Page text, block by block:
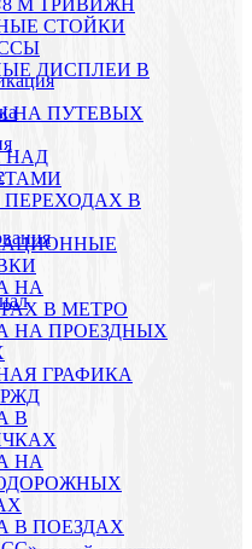
М ТРИВИЖН
СТОЙКИ
ДИСПЛЕИ В
НА ПУТЕВЫХ
НАД
В
НА
В МЕТРО
НА ПРОЕЗДНЫХ
ГРАФИКА
В
НА
В ПОЕЗДАХ